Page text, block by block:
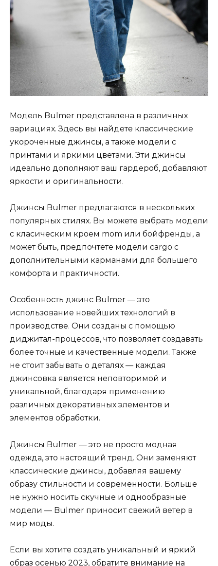
Модель Bulmer представлена в различных
вариациях. Здесь вы найдете классические
укороченные джинсы, а также модели с
принтами и яркими цветами. Эти джинсы
идеально дополняют ваш гардероб, добавляют
яркости и оригинальности.
Джинсы Bulmer предлагаются в нескольких
популярных стилях. Вы можете выбрать модели
с класическим кроем mom или бойфренды, а
может быть, предпочтете модели cargo с
дополнительными карманами для большего
комфорта и практичности.
Особенность джинс Bulmer — это
использование новейших технологий в
производстве. Они созданы с помощью
диджитал-процессов, что позволяет создавать
более точные и качественные модели. Также
не стоит забывать о деталях — каждая
джинсовка является неповторимой и
уникальной, благодаря применению
различных декоративных элементов и
элементов обработки.
Джинсы Bulmer — это не просто модная
одежда, это настоящий тренд. Они заменяют
классические джинсы, добавляя вашему
образу стильности и современности. Больше
не нужно носить скучные и однообразные
модели — Bulmer приносит свежий ветер в
мир моды.
Если вы хотите создать уникальный и яркий
образ осенью 2023, обратите внимание на